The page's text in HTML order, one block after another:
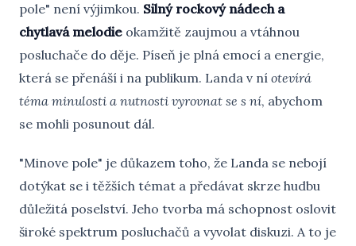
pole" není výjimkou. Silný rockový nádech a
chytlavá melodie okamžitě zaujmou a vtáhnou
posluchače do děje. Píseň je plná emocí a energie,
která se přenáší i na publikum. Landa v ní otevírá
téma minulosti a nutnosti vyrovnat se s ní, abychom
se mohli posunout dál.
"Minove pole" je důkazem toho, že Landa se nebojí
dotýkat se i těžších témat a předávat skrze hudbu
důležitá poselství. Jeho tvorba má schopnost oslovit
široké spektrum posluchačů a vyvolat diskuzi. A to je